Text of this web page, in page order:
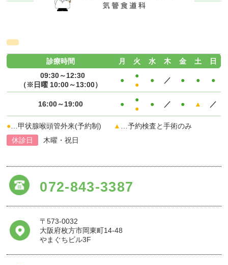
診療時間 月 火 水 木 金 土
日
09:30～12:30
（※日曜 10:00～13:00）
●
●
●
● ／ ● ● ●
16:00～19:00 ●
●
●
● ／ ● ▲ ／
● …甲状腺喉頭管外来(予約制) ▲
…予約検査と手術のみ
休診日
木曜・祝日
072-843-3387
〒573-0032
大阪府枚方市岡東町14-48
やまぐちビル3F